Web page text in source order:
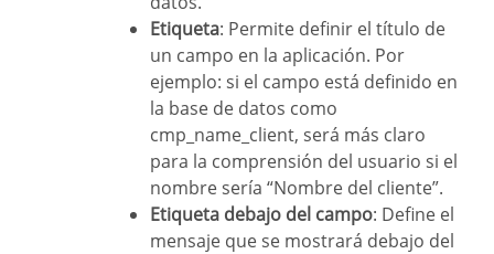
Etiqueta: Permite definir el título de
un campo en la aplicación. Por
ejemplo: si el campo está definido en
la base de datos como
cmp_name_client, será más claro
para la comprensión del usuario si el
nombre sería “Nombre del cliente”.
Etiqueta debajo del campo: Define el
mensaje que se mostrará debajo del